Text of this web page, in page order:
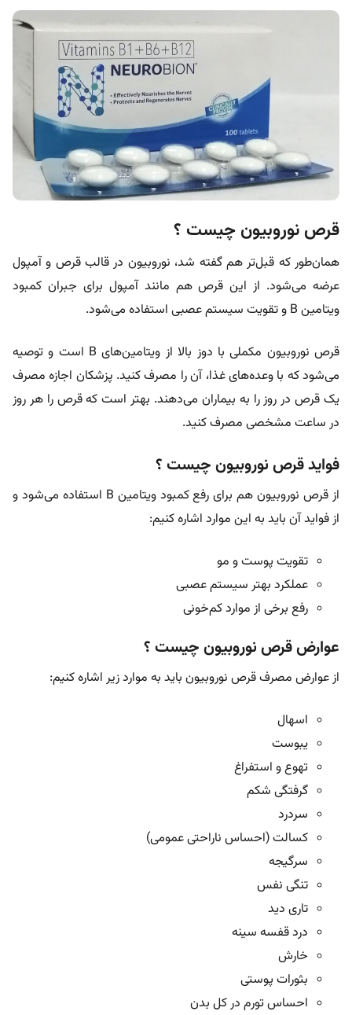
قرص نوروبیون چیست ؟
همان‌طور که قبل‌تر هم گفته شد، نوروبیون در قالب قرص و آمپول
عرضه می‌شود. از این قرص هم مانند آمپول برای جبران کمبود
ویتامین B و تقویت سیستم عصبی استفاده می‌شود.
قرص نوروبیون مکملی با دوز بالا از ویتامین‌های B است و توصیه
می‌شود که با وعده‌های غذا، آن را مصرف کنید. پزشکان اجازه مصرف
یک قرص در روز را به بیماران می‌دهند. بهتر است که قرص را هر روز
در ساعت مشخصی مصرف کنید.
فواید قرص نوروبیون چیست ؟
از قرص نوروبیون هم برای رفع کمبود ویتامین B استفاده می‌شود و
از فواید آن باید به این موارد اشاره کنیم:
تقویت پوست و مو
عملکرد بهتر سیستم عصبی
رفع برخی از موارد کم‌خونی
عوارض قرص نوروبیون چیست ؟
از عوارض مصرف قرص نوروبیون باید به موارد زیر اشاره کنیم:
اسهال
یبوست
تهوع و استفراغ
گرفتگی شکم
سردرد
کسالت (احساس ناراحتی عمومی)
سرگیجه
تنگی نفس
تاری دید
درد قفسه سینه
خارش
بثورات پوستی
احساس تورم در کل بدن